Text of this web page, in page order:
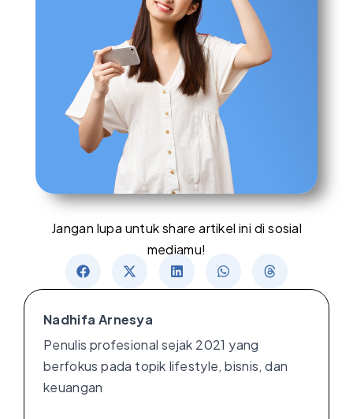
Jangan lupa untuk share artikel ini di sosial
mediamu!
Nadhifa Arnesya
Penulis profesional sejak 2021 yang
berfokus pada topik lifestyle, bisnis, dan
keuangan